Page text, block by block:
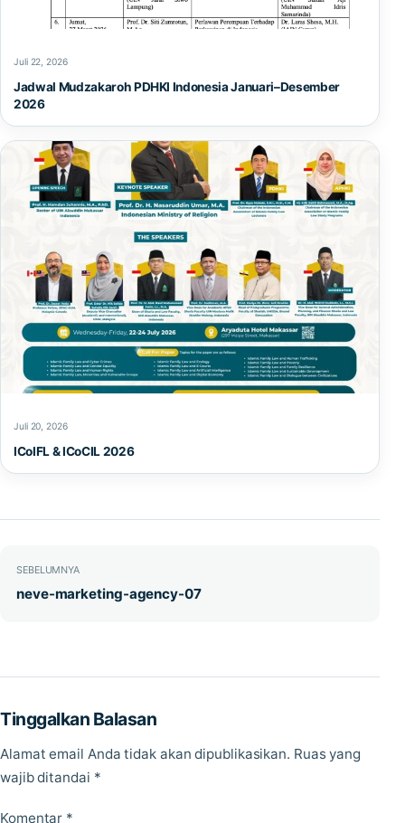
Juli 22, 2026
Jadwal Mudzakaroh PDHKI Indonesia Januari–Desember
2026
Juli 20, 2026
ICoIFL & ICoCIL 2026
Navigasi pos
SEBELUMNYA
neve-marketing-agency-07
Tinggalkan Balasan
Alamat email Anda tidak akan dipublikasikan. Ruas yang
wajib ditandai *
Komentar *